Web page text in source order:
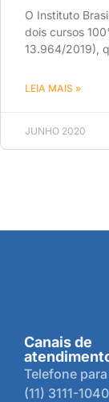
O Instituto
dois cursos
13.964/2019),
LEIA MAIS »
JUNHO 2020
Canais de
Telefone
(11) 3111-1040